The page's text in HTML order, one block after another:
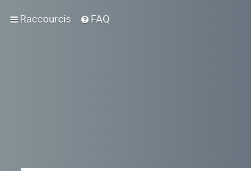
Raccourcis FAQ